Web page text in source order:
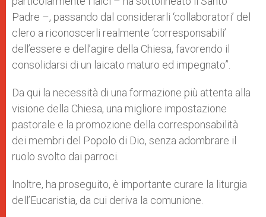
Padre –, passando dal considerarli ‘collaboratori’ del
clero a riconoscerli realmente ‘corresponsabili’
dell’essere e dell’agire della Chiesa, favorendo il
consolidarsi di un laicato maturo ed impegnato”.
Da qui la necessità di una formazione più attenta alla
visione della Chiesa, una migliore impostazione
pastorale e la promozione della corresponsabilità
dei membri del Popolo di Dio, senza adombrare il
ruolo svolto dai parroci.
Inoltre, ha proseguito, è importante curare la liturgia
dell’Eucaristia, da cui deriva la comunione.